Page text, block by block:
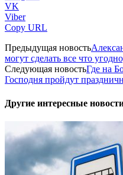
VK
Viber
Copy URL
Предыдущая новость
могут сделать все что
Следующая новостьГде на
Господня пройдут
Другие интересные